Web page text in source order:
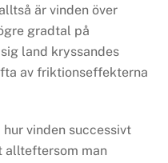
är vinden över
gradtal på
land kryssandes
av friktionseffekterna
vinden successivt
allteftersom man